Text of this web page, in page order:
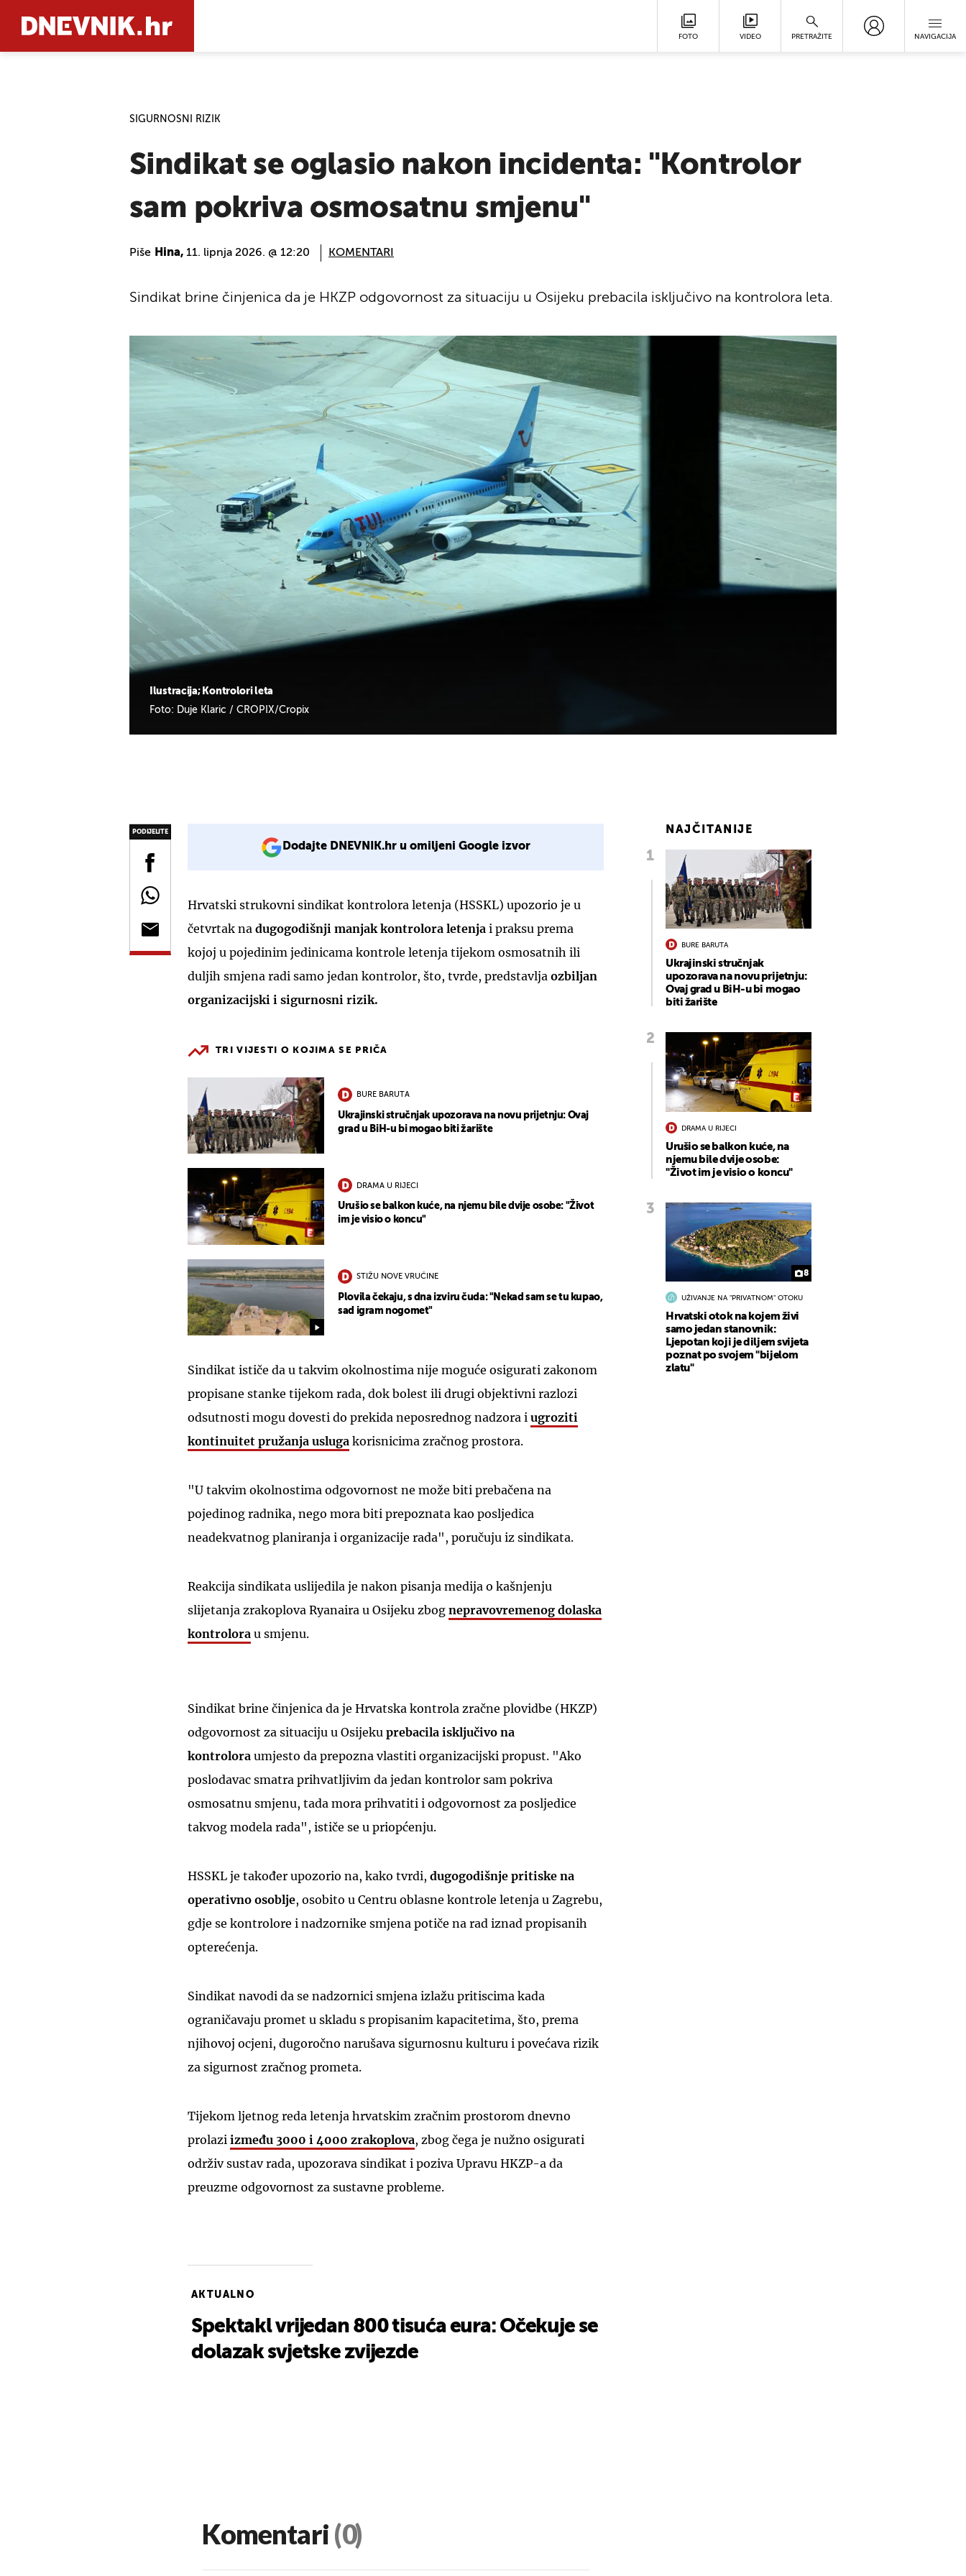
FOTO VIDEO PRETRAŽITE NAVIGACIJA
SIGURNOSNI RIZIK
Sindikat se oglasio nakon incidenta: "Kontrolor
sam pokriva osmosatnu smjenu"
Piše Hina, 11. lipnja 2026. @ 12:20 KOMENTARI
Ilustracija; Kontrolori leta
Foto: Duje Klaric / CROPIX/Cropix
Sindikat brine činjenica da je HKZP odgovornost za situaciju u Osijeku prebacila isključivo na kontrolora leta.
PODIJELITE
Dodajte DNEVNIK.hr u omiljeni Google izvor
Hrvatski strukovni sindikat kontrolora letenja (HSSKL) upozorio je u
četvrtak na dugogodišnji manjak kontrolora letenja i praksu prema
kojoj u pojedinim jedinicama kontrole letenja tijekom osmosatnih ili
duljih smjena radi samo jedan kontrolor, što, tvrde, predstavlja ozbiljan
organizacijski i sigurnosni rizik.
TRI VIJESTI O KOJIMA SE PRIČA
BURE BARUTA
Ukrajinski stručnjak upozorava na novu prijetnju: Ovaj
grad u BiH-u bi mogao biti žarište
DRAMA U RIJECI
Urušio se balkon kuće, na njemu bile dvije osobe: "Život
im je visio o koncu"
STIŽU NOVE VRUĆINE
Plovila čekaju, s dna izviru čuda: "Nekad sam se tu kupao,
sad igram nogomet"
Sindikat ističe da u takvim okolnostima nije moguće osigurati zakonom
propisane stanke tijekom rada, dok bolest ili drugi objektivni razlozi
odsutnosti mogu dovesti do prekida neposrednog nadzora i ugroziti
kontinuitet pružanja usluga korisnicima zračnog prostora.
"U takvim okolnostima odgovornost ne može biti prebačena na
pojedinog radnika, nego mora biti prepoznata kao posljedica
neadekvatnog planiranja i organizacije rada", poručuju iz sindikata.
Reakcija sindikata uslijedila je nakon pisanja medija o kašnjenju
slijetanja zrakoplova Ryanaira u Osijeku zbog nepravovremenog dolaska
kontrolora u smjenu.
Sindikat brine činjenica da je Hrvatska kontrola zračne plovidbe (HKZP)
odgovornost za situaciju u Osijeku prebacila isključivo na
kontrolora umjesto da prepozna vlastiti organizacijski propust. "Ako
poslodavac smatra prihvatljivim da jedan kontrolor sam pokriva
osmosatnu smjenu, tada mora prihvatiti i odgovornost za posljedice
takvog modela rada", ističe se u priopćenju.
HSSKL je također upozorio na, kako tvrdi, dugogodišnje pritiske na
operativno osoblje, osobito u Centru oblasne kontrole letenja u Zagrebu,
gdje se kontrolore i nadzornike smjena potiče na rad iznad propisanih
opterećenja.
Sindikat navodi da se nadzornici smjena izlažu pritiscima kada
ograničavaju promet u skladu s propisanim kapacitetima, što, prema
njihovoj ocjeni, dugoročno narušava sigurnosnu kulturu i povećava rizik
za sigurnost zračnog prometa.
Tijekom ljetnog reda letenja hrvatskim zračnim prostorom dnevno
prolazi između 3000 i 4000 zrakoplova, zbog čega je nužno osigurati
održiv sustav rada, upozorava sindikat i poziva Upravu HKZP-a da
preuzme odgovornost za sustavne probleme.
AKTUALNO
Spektakl vrijedan 800 tisuća eura: Očekuje se
dolazak svjetske zvijezde
NAJČITANIJE
BURE BARUTA
Ukrajinski stručnjak
upozorava na novu prijetnju:
Ovaj grad u BiH-u bi mogao
biti žarište
DRAMA U RIJECI
Urušio se balkon kuće, na
njemu bile dvije osobe:
"Život im je visio o koncu"
8
UŽIVANJE NA "PRIVATNOM" OTOKU
Hrvatski otok na kojem živi
samo jedan stanovnik:
Ljepotan koji je diljem svijeta
poznat po svojem "bijelom
zlatu"
Komentari (0)
UKLJUČITE NOTIFIKACIJE